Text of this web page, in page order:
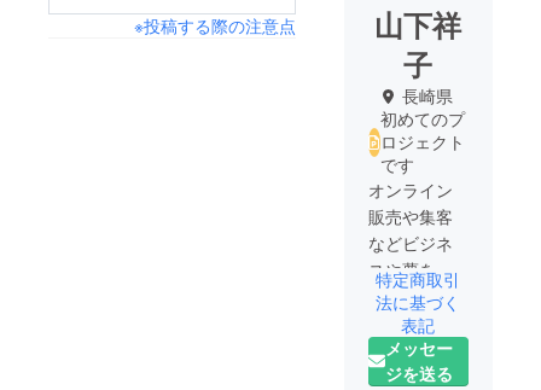
※投稿する際の注意点
山下祥
子
長崎県
初めてのプ
ロジェクト
です
オンライン
販売や集客
などビジネ
スや夢をカ
タチにする
「カタチス
ト」にて活
動していま
特定商取引
法に基づく
表記
メッセー
ジを送る